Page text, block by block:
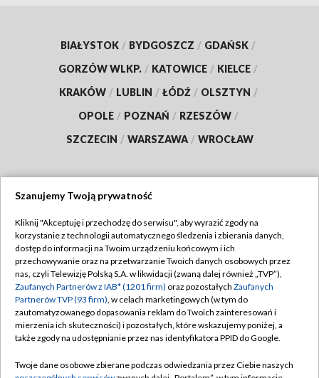
BIAŁYSTOK / BYDGOSZCZ / GDAŃSK /
GORZÓW WLKP. / KATOWICE / KIELCE /
KRAKÓW / LUBLIN / ŁÓDŹ / OLSZTYN /
OPOLE / POZNAŃ / RZESZÓW /
SZCZECIN / WARSZAWA / WROCŁAW
TVP
Abonament TVP
Emisja w TVP
Centrum informacji TVP
Naziemna Telewizja Cyfrowa
Regulamin TVP
Polityka prywatności
Moje zgody
Pomoc
Szanujemy Twoją prywatność
Kliknij "Akceptuję i przechodzę do serwisu", aby wyrazić zgody na
korzystanie z technologii automatycznego śledzenia i zbierania danych,
dostęp do informacji na Twoim urządzeniu końcowym i ich
przechowywanie oraz na przetwarzanie Twoich danych osobowych przez
nas, czyli Telewizję Polską S.A. w likwidacji (zwaną dalej również „TVP”),
Zaufanych Partnerów z IAB* (1201 firm) oraz pozostałych Zaufanych
Partnerów TVP (93 firm), w celach marketingowych (w tym do
zautomatyzowanego dopasowania reklam do Twoich zainteresowań i
mierzenia ich skuteczności) i pozostałych, które wskazujemy poniżej, a
także zgody na udostępnianie przez nas identyfikatora PPID do Google.
Twoje dane osobowe zbierane podczas odwiedzania przez Ciebie naszych